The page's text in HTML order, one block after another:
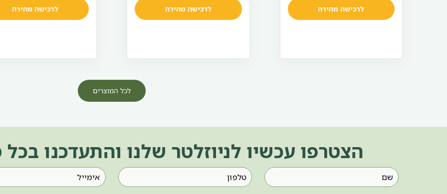
לרכישה מהירה לרכישה מהירה לרכישה מהירה
לכל המוצרים
הצטרפו עכשיו לניוזלטר שלנו והתעדכנו